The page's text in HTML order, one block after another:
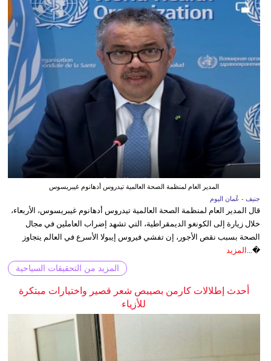
المدير العام لمنظمة الصحة العالمية تيدروس أدهانوم غيبريسوس
جنيف - عُمان اليوم
قال المدير العام لمنظمة الصحة العالمية تيدروس أدهانوم غيبريسوس، الأربعاء،
خلال زيارة إلى الكونغو الديمقراطية، التي تشهد إضراب العاملين في مجال
الصحة بسبب نقص الأجور، إن تفشي فيروس إيبولا الأسرع في العالم يتجاوز
�... المزيد
المزيد من التحقيقات السياحية
أحدث إطلالات كارمن بصيبص شعر قصير واختيارات مبتكرة
للأزياء